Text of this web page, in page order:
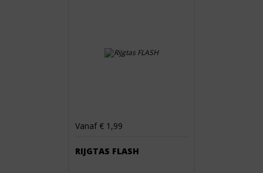
Vanaf € 1,99
RIJGTAS FLASH